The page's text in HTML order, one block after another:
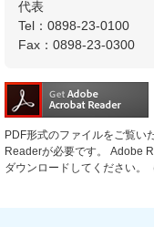
代表
Tel：0898-23-0100
Fax：0898-23-0300
PDF形式のファイルをご覧い
Readerが必要です。
Adobe
ダウンロードしてください。